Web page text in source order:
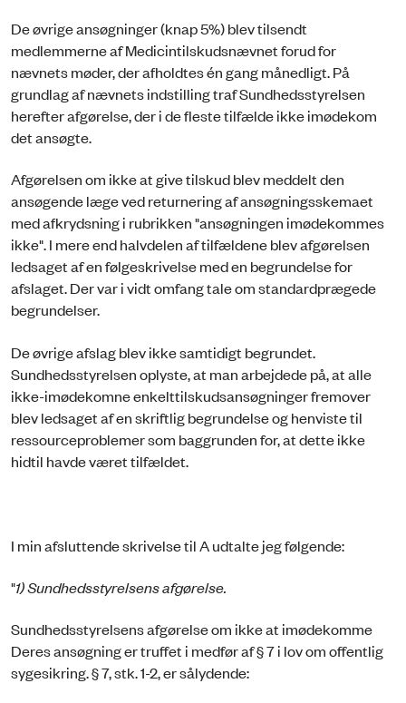
De øvrige ansøgninger (knap 5%) blev tilsendt
medlemmerne af Medicintilskudsnævnet forud for
nævnets møder, der afholdtes én gang månedligt. På
grundlag af nævnets indstilling traf Sundhedsstyrelsen
herefter afgørelse, der i de fleste tilfælde ikke imødekom
det ansøgte.
Afgørelsen om ikke at give tilskud blev meddelt den
ansøgende læge ved returnering af ansøgningsskemaet
med afkrydsning i rubrikken "ansøgningen imødekommes
ikke". I mere end halvdelen af tilfældene blev afgørelsen
ledsaget af en følgeskrivelse med en begrundelse for
afslaget. Der var i vidt omfang tale om standardprægede
begrundelser.
De øvrige afslag blev ikke samtidigt begrundet.
Sundhedsstyrelsen oplyste, at man arbejdede på, at alle
ikke-imødekomne enkelttilskudsansøgninger fremover
blev ledsaget af en skriftlig begrundelse og henviste til
ressourceproblemer som baggrunden for, at dette ikke
hidtil havde været tilfældet.
I min afsluttende skrivelse til A udtalte jeg følgende:
"1) Sundhedsstyrelsens afgørelse.
Sundhedsstyrelsens afgørelse om ikke at imødekomme
Deres ansøgning er truffet i medfør af § 7 i lov om offentlig
sygesikring. § 7, stk. 1-2, er sålydende: